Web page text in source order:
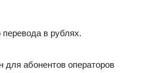
в рублях.
для абонентов операторов